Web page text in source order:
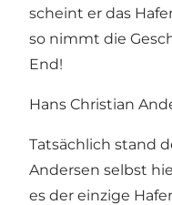
scheint er das
so nimmt die
End!
Hans Christian
Tatsächlich stand
Andersen selbst
es der einzige